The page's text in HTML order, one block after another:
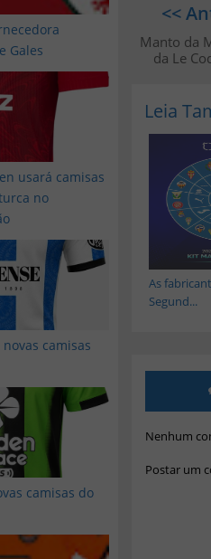
Gales
usará camisas
no
camisas
camisas do
<<
Manto da
da Le
Leia
As
Segund...
Nenhum
Postar um